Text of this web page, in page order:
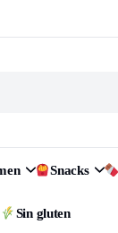
Snacks
Sin gluten